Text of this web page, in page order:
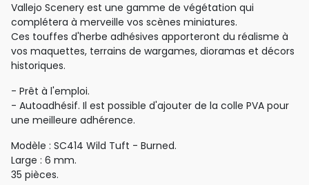
Vallejo Scenery est une gamme de végétation qui
complétera à merveille vos scènes miniatures.
Ces touffes d'herbe adhésives apporteront du réalisme à
vos maquettes, terrains de wargames, dioramas et décors
historiques.
- Prêt à l'emploi.
- Autoadhésif. Il est possible d'ajouter de la colle PVA pour
une meilleure adhérence.
Modèle : SC414 Wild Tuft - Burned.
Large : 6 mm.
35 pièces.